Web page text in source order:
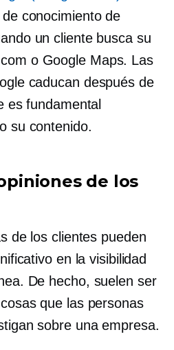
conocimiento de
un cliente busca su
o Google Maps. Las
caducan después de
es fundamental
su contenido.
de los
de los clientes pueden
en la visibilidad
De hecho, suelen ser
que las personas
sobre una empresa.